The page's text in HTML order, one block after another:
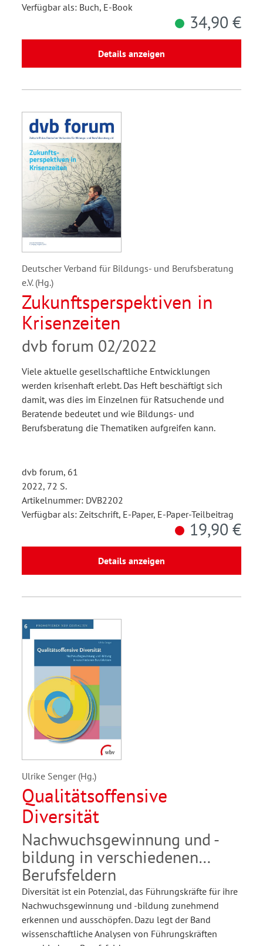
Verfügbar als: Buch, E-Book
34,90 €
Details anzeigen
Deutscher Verband für Bildungs- und Berufsberatung
e.V. (Hg.)
Zukunftsperspektiven in
Krisenzeiten
dvb forum 02/2022
Viele aktuelle gesellschaftliche Entwicklungen
werden krisenhaft erlebt. Das Heft beschäftigt sich
damit, was dies im Einzelnen für Ratsuchende und
Beratende bedeutet und wie Bildungs- und
Berufsberatung die Thematiken aufgreifen kann.
dvb forum, 61
2022, 72 S.
Artikelnummer: DVB2202
Verfügbar als: Zeitschrift, E-Paper, E-Paper-Teilbeitrag
19,90 €
Details anzeigen
Ulrike Senger (Hg.)
Qualitätsoffensive
Diversität
Nachwuchsgewinnung und -
bildung in verschiedenen
Berufsfeldern
Diversität ist ein Potenzial, das Führungskräfte für ihre
Nachwuchsgewinnung und -bildung zunehmend
erkennen und ausschöpfen. Dazu legt der Band
wissenschaftliche Analysen von Führungskräften